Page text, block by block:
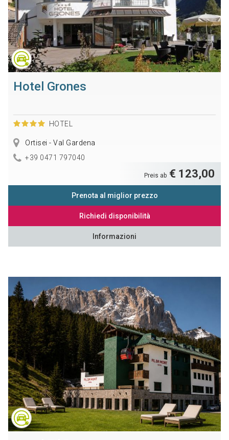
Hotel Grones
HOTEL
Ortisei - Val Gardena
+39 0471 797040
Preis ab € 123,00
Prenota al miglior prezzo
Richiedi disponibilità
Informazioni